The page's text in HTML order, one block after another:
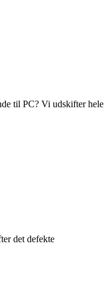
til PC? Vi udskifter hele
det defekte